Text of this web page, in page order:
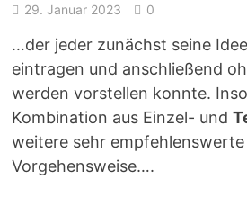
29. Januar 2023
0
…der jeder zunächst seine
eintragen und anschließend
werden vorstellen konnte.
Kombination aus Einzel- und
weitere sehr empfehlenswerte
Vorgehensweise….